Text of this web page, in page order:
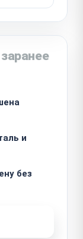
и
без